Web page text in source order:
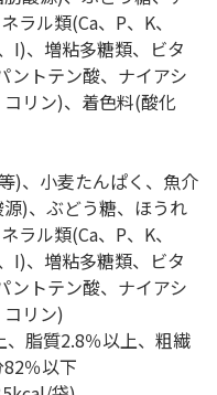
ラル類(Ca、P、K、
I)、増粘多糖類、ビタ
ントテン酸、ナイアシ
リン)、着色料(酸化
)、小麦たんぱく、魚介
)、ぶどう糖、ほうれ
ラル類(Ca、P、K、
I)、増粘多糖類、ビタ
ントテン酸、ナイアシ
リン)
、脂質2.8％以上、粗繊
％以下